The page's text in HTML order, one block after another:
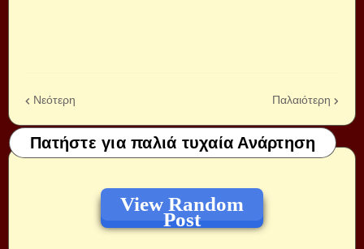
Νεότερη Παλαιότερη
Πατήστε για παλιά τυχαία Ανάρτηση
View Random
Post